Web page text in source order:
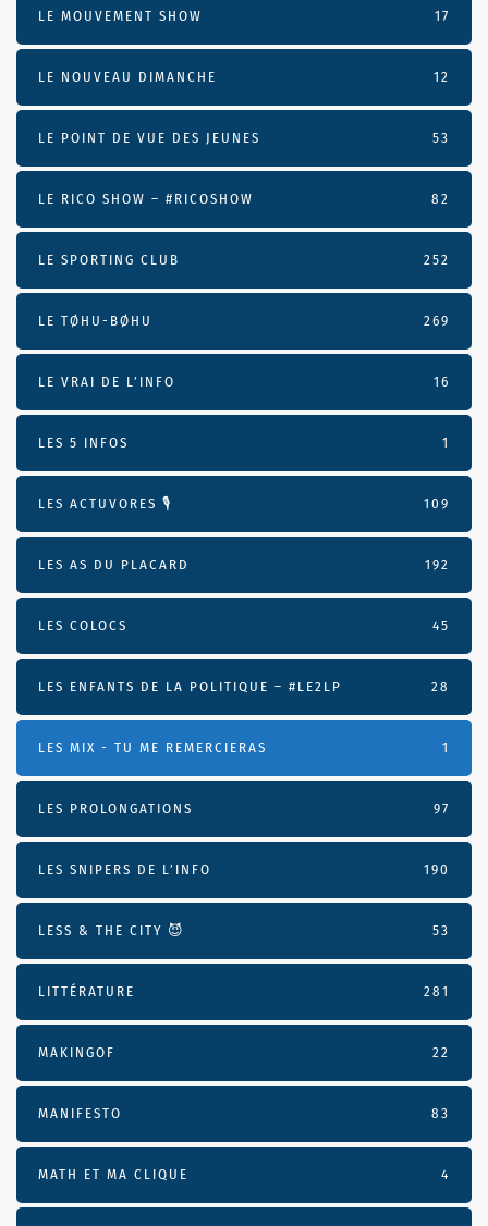
LE MOUVEMENT SHOW 17
LE NOUVEAU DIMANCHE 12
LE POINT DE VUE DES JEUNES 53
LE RICO SHOW – #RICOSHOW 82
LE SPORTING CLUB 252
LE TØHU-BØHU 269
LE VRAI DE L’INFO 16
LES 5 INFOS 1
LES ACTUVORES 🎙 109
LES AS DU PLACARD 192
LES COLOCS 45
LES ENFANTS DE LA POLITIQUE – #LE2LP 28
LES MIX - TU ME REMERCIERAS 1
LES PROLONGATIONS 97
LES SNIPERS DE L’INFO 190
LESS & THE CITY 😈 53
LITTÉRATURE 281
MAKINGOF 22
MANIFESTO 83
MATH ET MA CLIQUE 4